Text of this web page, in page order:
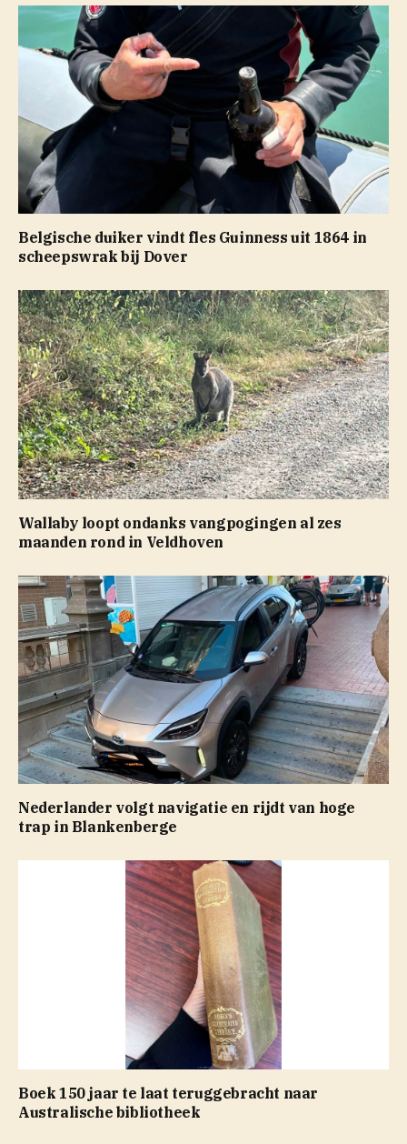
Belgische duiker vindt fles Guinness uit 1864 in
scheepswrak bij Dover
Wallaby loopt ondanks vangpogingen al zes
maanden rond in Veldhoven
Nederlander volgt navigatie en rijdt van hoge
trap in Blankenberge
Boek 150 jaar te laat teruggebracht naar
Australische bibliotheek